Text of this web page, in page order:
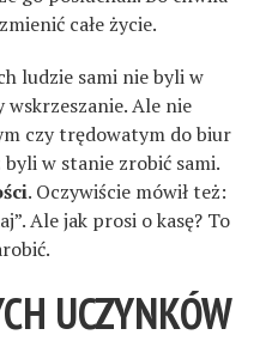
całe życie.
ludzie sami nie byli w
wskrzeszanie. Ale nie
czy trędowatym do biur
w stanie zrobić sami.
. Oczywiście mówił też:
Ale jak prosi o kasę? To
UCZYNKÓW